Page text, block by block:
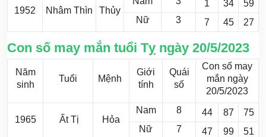
1952 Nhâm Thìn Thủy
1 34
59
Nữ
3 7 45 27
Con số may mắn tuổi Tỵ ngày 20/5/2023
Năm
sinh
Tuổi Mệnh
Giới
tính
Quái
số
Con số may
mắn ngày
20/5/2023
1965 Ất Tị Hỏa
Nam 8 44 87
75
Nữ
7 47 99 51